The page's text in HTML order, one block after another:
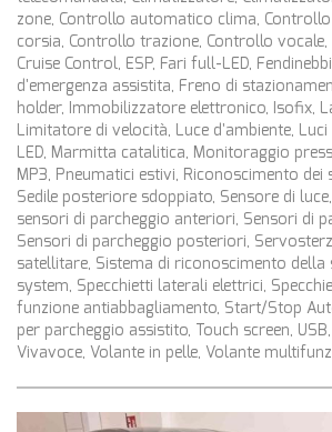
zone, Controllo automatico clima,
corsia, Controllo trazione, Controllo
Cruise Control, ESP, Fari full-LED,
d'emergenza assistita, Freno di
holder, Immobilizzatore elettronico, Isofix,
Limitatore di velocità, Luce d'ambiente,
LED, Marmitta catalitica, Monitoraggio
MP3, Pneumatici estivi, Riconoscimento dei
Sedile posteriore sdoppiato, Sensore di
sensori di parcheggio anteriori, Sensori di
Sensori di parcheggio posteriori,
satellitare, Sistema di riconoscimento della
system, Specchietti laterali elettrici,
funzione antiabbagliamento, Start/Stop
per parcheggio assistito, Touch screen,
Vivavoce, Volante in pelle, Volante